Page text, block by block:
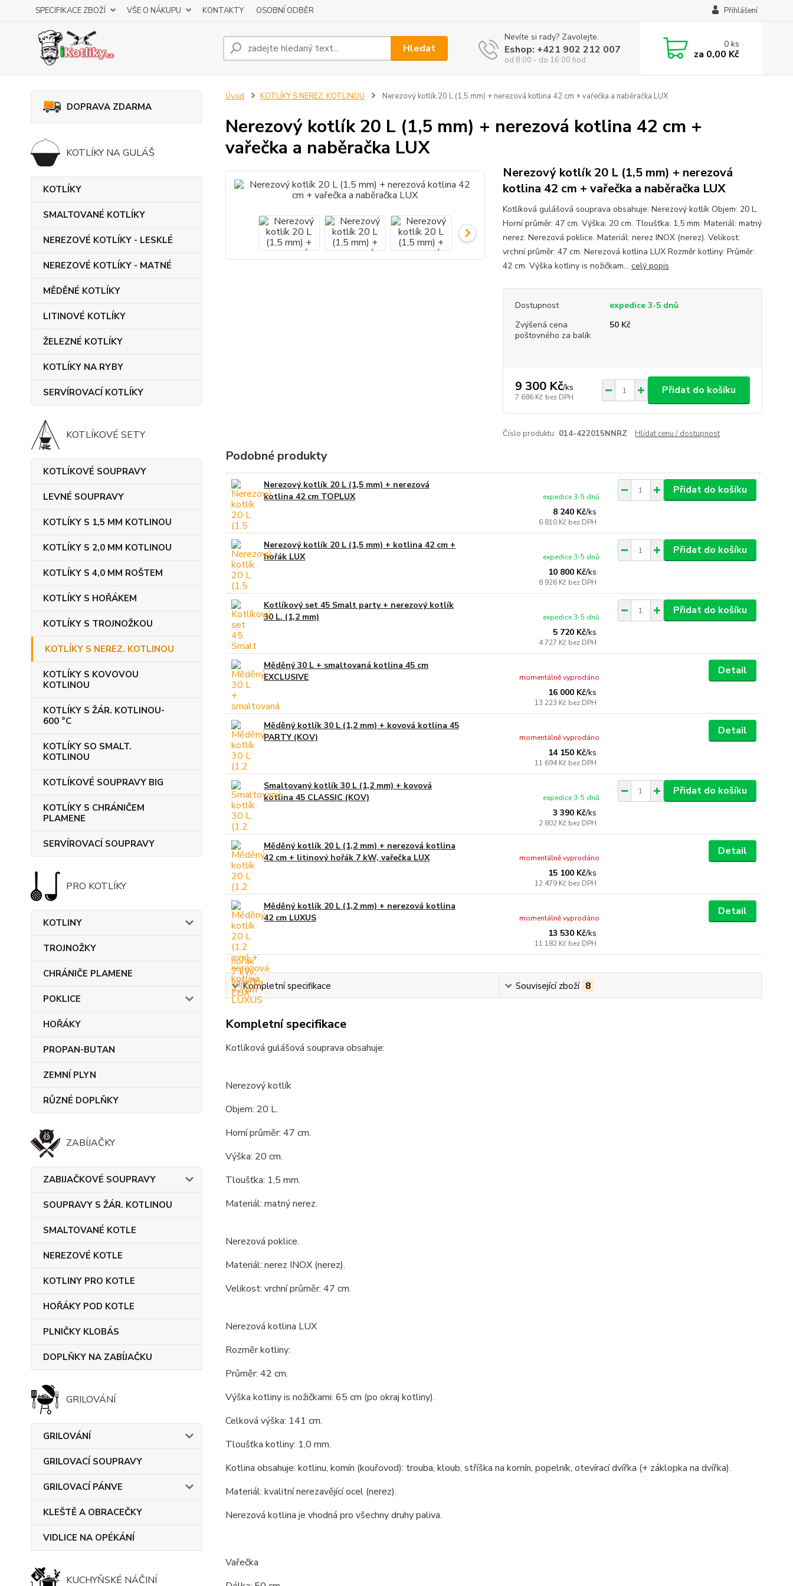
SPECIFIKACE ZBOŽÍ VŠE O NÁKUPU KONTAKTY OSOBNÍ ODBĚR Přihlášení
Hledat
Nevíte si rady? Zavolejte.
Eshop: +421 902 212 007
od 8:00 - do 16:00 hod
0ks
za 0,00 Kč
DOPRAVA ZDARMA
KOTLÍKY NA GULÁŠ
KOTLÍKY
SMALTOVANÉ KOTLÍKY
NEREZOVÉ KOTLÍKY - LESKLÉ
NEREZOVÉ KOTLÍKY - MATNÉ
MĚDĚNÉ KOTLÍKY
LITINOVÉ KOTLÍKY
ŽELEZNÉ KOTLÍKY
KOTLÍKY NA RYBY
SERVÍROVACÍ KOTLÍKY
KOTLÍKOVÉ SETY
KOTLÍKOVÉ SOUPRAVY
LEVNÉ SOUPRAVY
KOTLÍKY S 1,5 MM KOTLINOU
KOTLÍKY S 2,0 MM KOTLINOU
KOTLÍKY S 4,0 MM ROŠTEM
KOTLÍKY S HOŘÁKEM
KOTLÍKY S TROJNOŽKOU
KOTLÍKY S NEREZ. KOTLINOU
KOTLÍKY S KOVOVOU
KOTLINOU
KOTLÍKY S ŽÁR. KOTLINOU-
600 °C
KOTLÍKY SO SMALT.
KOTLINOU
KOTLÍKOVÉ SOUPRAVY BIG
KOTLÍKY S CHRÁNIČEM
PLAMENE
SERVÍROVACÍ SOUPRAVY
PRO KOTLÍKY
KOTLINY
TROJNOŽKY
CHRÁNIČE PLAMENE
POKLICE
HOŘÁKY
PROPAN-BUTAN
ZEMNÍ PLYN
RŮZNÉ DOPLŇKY
ZABÍJAČKY
ZABIJAČKOVÉ SOUPRAVY
SOUPRAVY S ŽÁR. KOTLINOU
SMALTOVANÉ KOTLE
NEREZOVÉ KOTLE
KOTLINY PRO KOTLE
HOŘÁKY POD KOTLE
PLNIČKY KLOBÁS
DOPLŇKY NA ZABÍJAČKU
GRILOVÁNÍ
GRILOVÁNÍ
GRILOVACÍ SOUPRAVY
GRILOVACÍ PÁNVE
KLEŠTĚ A OBRACEČKY
VIDLICE NA OPÉKÁNÍ
KUCHYŇSKÉ NÁČINÍ
Úvod KOTLÍKY S NEREZ. KOTLINOU Nerezový kotlík 20 L (1,5 mm) + nerezová kotlina 42 cm + vařečka a naběračka LUX
Nerezový kotlík 20 L (1,5 mm) + nerezová kotlina 42 cm +
vařečka a naběračka LUX
Nerezový kotlík 20 L (1,5 mm) + nerezová
kotlina 42 cm + vařečka a naběračka LUX
Kotlíková gulášová souprava obsahuje: Nerezový kotlík Objem: 20 L.
Horní průměr: 47 cm. Výška: 20 cm. Tloušťka: 1,5 mm. Materiál: matný
nerez. Nerezová poklice. Materiál: nerez INOX (nerez). Velikost:
vrchní průměr: 47 cm. Nerezová kotlina LUX Rozměr kotliny: Průměr:
42 cm. Výška kotliny is nožičkam... celý popis
Dostupnost
expedice 3-5 dnů
Zvýšená cena
poštovného za balík
50 Kč
9 300 Kč/ks
7 686 Kč bez DPH
Přidat do košíku
Číslo produktu: 014-422015NNRZ Hlídat cenu / dostupnost
Podobné produkty
Nerezový kotlík 20 L (1,5 mm) + nerezová
kotlina 42 cm TOPLUX
8 240 Kč/ks
6 810 Kč bez DPH
expedice 3-5 dnů
Přidat do košíku
Nerezový kotlík 20 L (1,5 mm) + kotlina 42 cm +
hořák LUX
10 800 Kč/ks
8 926 Kč bez DPH
expedice 3-5 dnů
Přidat do košíku
Kotlíkový set 45 Smalt party + nerezový kotlík
30 L. (1,2 mm)
5 720 Kč/ks
4 727 Kč bez DPH
expedice 3-5 dnů
Přidat do košíku
Měděný 30 L + smaltovaná kotlina 45 cm
EXCLUSIVE
16 000 Kč/ks
13 223 Kč bez DPH
momentálně vyprodáno
Detail
Měděný kotlík 30 L (1,2 mm) + kovová kotlina 45
PARTY (KOV)
14 150 Kč/ks
11 694 Kč bez DPH
momentálně vyprodáno
Detail
Smaltovaný kotlík 30 L (1,2 mm) + kovová
kotlina 45 CLASSIC (KOV)
3 390 Kč/ks
2 802 Kč bez DPH
expedice 3-5 dnů
Přidat do košíku
Měděný kotlík 20 L (1,2 mm) + nerezová kotlina
42 cm + litinový hořák 7 kW, vařečka LUX
15 100 Kč/ks
12 479 Kč bez DPH
momentálně vyprodáno
Detail
Měděný kotlík 20 L (1,2 mm) + nerezová kotlina
42 cm LUXUS
13 530 Kč/ks
11 182 Kč bez DPH
momentálně vyprodáno
Detail
Kompletní specifikace Související zboží 8
Kompletní specifikace
Kotlíková gulášová souprava obsahuje:
Nerezový kotlík
Objem: 20 L.
Horní průměr: 47 cm.
Výška: 20 cm.
Tloušťka: 1,5 mm.
Materiál: matný nerez.
Nerezová poklice.
Materiál: nerez INOX (nerez).
Velikost: vrchní průměr: 47 cm.
Nerezová kotlina LUX
Rozměr kotliny:
Průměr: 42 cm.
Výška kotliny is nožičkami: 65 cm (po okraj kotliny).
Celková výška: 141 cm.
Tloušťka kotliny: 1,0 mm.
Kotlina obsahuje: kotlinu, komín (kouřovod): trouba, kloub, stříška na komín, popelník, otevírací dvířka (+ záklopka na dvířka).
Materiál: kvalitní nerezavějící ocel (nerez).
Nerezová kotlina je vhodná pro všechny druhy paliva.
Vařečka